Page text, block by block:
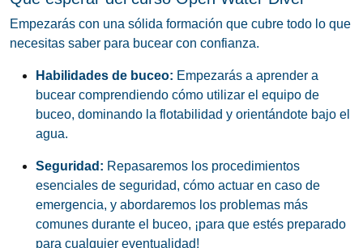
Empezarás con una sólida formación que cubre todo lo que
necesitas saber para bucear con confianza.
Habilidades de buceo: Empezarás a aprender a
bucear comprendiendo cómo utilizar el equipo de
buceo, dominando la flotabilidad y orientándote bajo el
agua.
Seguridad: Repasaremos los procedimientos
esenciales de seguridad, cómo actuar en caso de
emergencia, y abordaremos los problemas más
comunes durante el buceo, ¡para que estés preparado
para cualquier eventualidad!